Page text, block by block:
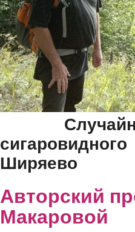
Ширяево
Авторский
Макаровой